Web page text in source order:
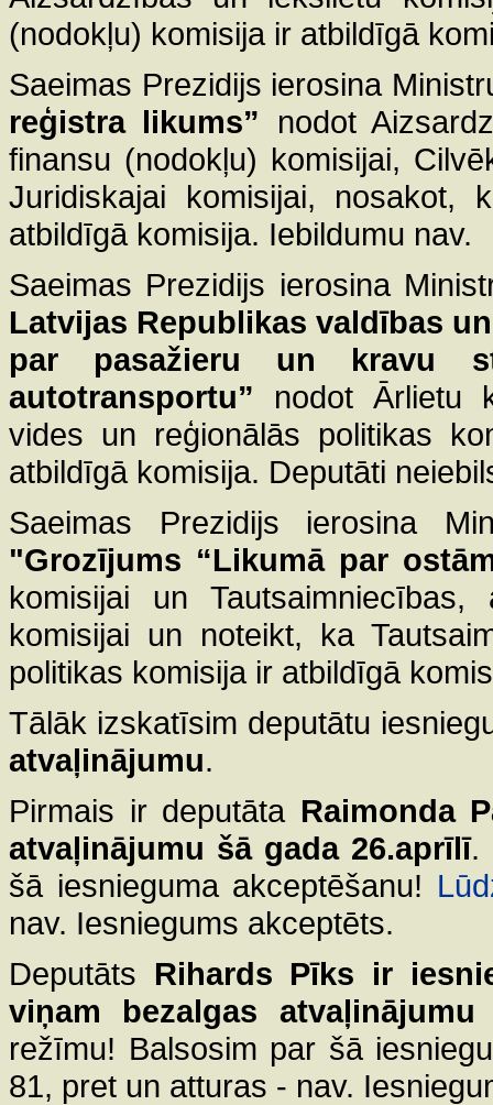
(nodokļu) komisija ir atbildīgā
Saeimas Prezidijs ierosina
reģistra likums” nodot
finansu (nodokļu) komisijai,
Juridiskajai komisijai, nosakot,
atbildīgā komisija. Iebildumu nav.
Saeimas Prezidijs ierosina
Latvijas Republikas valdības
par pasažieru un kravu
autotransportu” nodot Ārlietu
vides un reģionālās politikas
atbildīgā komisija. Deputāti
Saeimas Prezidijs ierosina
"Grozījums “Likumā par
komisijai un
komisijai un noteikt, ka
politikas komisija ir atbildīgā
Tālāk izskatīsim deputātu
atvaļinājumu.
Pirmais ir deputāta Raimonda
atvaļinājumu šā gada 26.aprīlī.
šā iesnieguma akceptēšanu!
nav. Iesniegums akceptēts.
Deputāts Rihards Pīks ir
viņam bezalgas
režīmu! Balsosim par šā
81, pret un atturas - nav.